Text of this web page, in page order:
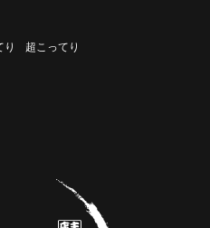
り 超こってり